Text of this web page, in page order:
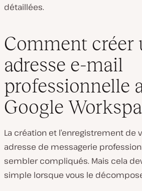
détaillées.
Comment créer
adresse e-mail
professionnelle
Google
La création et l’enregistrement de
adresse de messagerie
sembler compliqués. Mais cela
simple lorsque vous le